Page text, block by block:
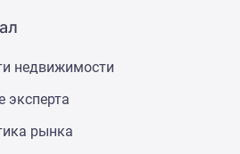
недвижимости
эксперта
рынка